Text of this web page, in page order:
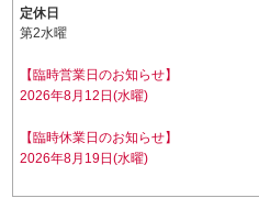
定休日
第2水曜
【臨時営業日のお知らせ】
2026年8月12日(水曜)
【臨時休業日のお知らせ】
2026年8月19日(水曜)